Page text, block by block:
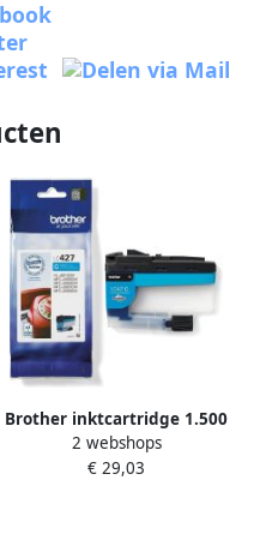
Brother inktcartridge 1.500
pagina&apos;s OEM LC-427C
cyaan
2 webshops
€ 29,03